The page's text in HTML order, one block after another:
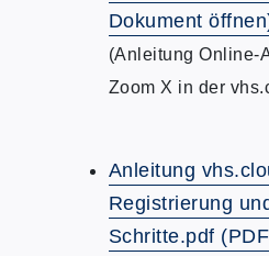
Dokument
(Anleitung Online-
Zoom X in der
Anleitung
Registrierung
Schritte.pdf